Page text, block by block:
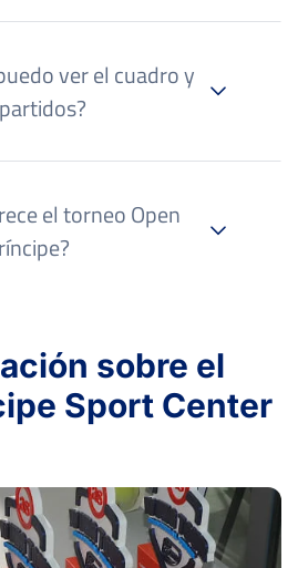
ver el cuadro y
el torneo Open
sobre el
Sport Center